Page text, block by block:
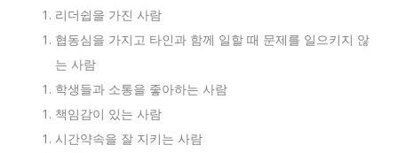
리더쉽을 가진 사람
협동심을 가지고 타인과 함께 일할 때 문제를 일으키지 않
는 사람
학생들과 소통을 좋아하는 사람
책임감이 있는 사람
시간약속을 잘 지키는 사람